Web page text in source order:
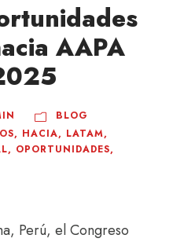
AAPA
BLOG
, HACIA, LATAM,
, OPORTUNIDADES,
Perú, el Congreso